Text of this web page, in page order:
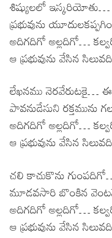
శిష్యులలో
ప్రభువును
అదిగదిగో అల్లదిగో…
ఆ ప్రభువును వేసిన
లేఖనము నెరవేరుటకై…
పావనుడేసుని
అదిగదిగో అల్లదిగో…
ఆ ప్రభువును వేసిన
చలి కాచుకొను
మూడవసారి బొంకిన
అదిగదిగో అల్లదిగో…
ఆ ప్రభువును వేసిన